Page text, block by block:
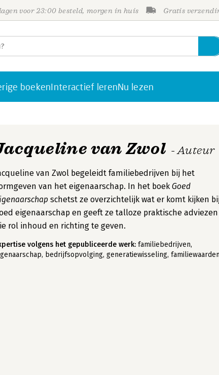
voor 23:00 besteld, morgen in huis Gratis
boekenInteractief lerenNu lezen
van Zwol - Auteur
van Zwol begeleidt familiebedrijven bij het
van het eigenaarschap. In het boek Goed
schetst ze overzichtelijk wat er komt kijken
eigenaarschap en geeft ze talloze praktische
rol inhoud en richting te geven.
volgens het gepubliceerde werk: familiebedrijven,
bedrijfsopvolging, generatiewisseling, familiewaarden